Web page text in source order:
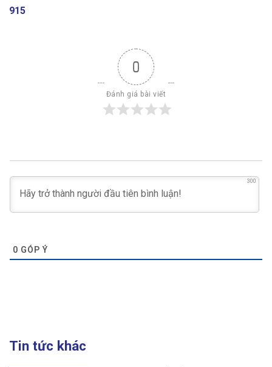
915
0
Đánh giá bài viết
300
0 GÓP Ý
Tin tức khác